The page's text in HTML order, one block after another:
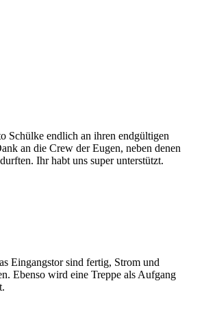
Schülke endlich an ihren endgültigen
an die Crew der Eugen, neben denen
Ihr habt uns super unterstützt.
Eingangstor sind fertig, Strom und
Ebenso wird eine Treppe als Aufgang